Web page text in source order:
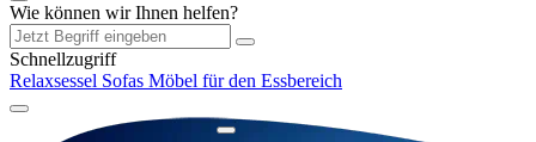
Wie können wir Ihnen helfen?
Schnellzugriff
Relaxsessel Sofas Möbel für den Essbereich